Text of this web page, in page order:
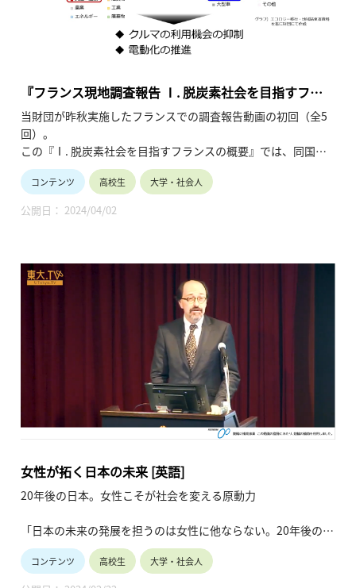
『フランス現地調査報告 Ⅰ. 脱炭素社会を目指すフラ
ンスの概要』
当財団が昨秋実施したフランスでの調査報告動画の初回（全5
回）。
この『Ⅰ. 脱炭素社会を目指すフランスの概要』では、同国の
概要と環境対策に積極的な背景を紹介します。（令和6年3月公
開、9分44秒）
コンテンツ 高校生 大学・社会人
公開日： 2024/04/02
女性が拓く日本の未来 [英語]
20年後の日本。女性こそが社会を変える原動力
「日本の未来の発展を担うのは女性に他ならない。20年後の日
本は多くの女性のリーダーが活躍する社会になっているだろ
う。」エモット氏は、多様なセクターでリーダーとして活躍す
る日本の女性たちへのインタビューを通して、こう確信したそ
コンテンツ 高校生 大学・社会人